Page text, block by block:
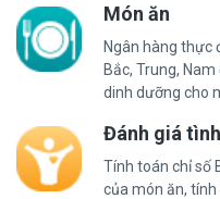
Món ăn
Ngân hàng thực
Bắc, Trung,
dinh dưỡng cho
Đánh giá
Tính toán chỉ số
của món ăn,